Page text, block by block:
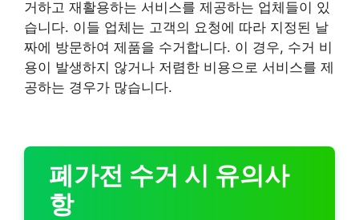
거하고 재활용하는 서비스를 제공하는 업체들이 있
습니다. 이들 업체는 고객의 요청에 따라 지정된 날
짜에 방문하여 제품을 수거합니다. 이 경우, 수거 비
용이 발생하지 않거나 저렴한 비용으로 서비스를 제
공하는 경우가 많습니다.
폐가전 수거 시 유의사
항